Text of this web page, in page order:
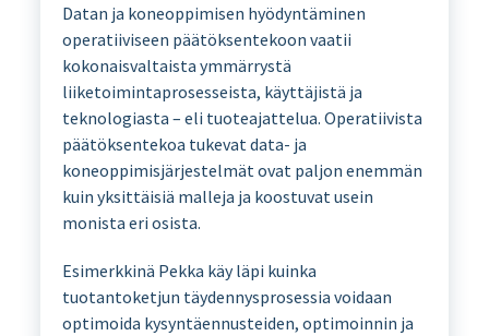
Datan ja koneoppimisen hyödyntäminen
operatiiviseen päätöksentekoon vaatii
kokonaisvaltaista ymmärrystä
liiketoimintaprosesseista, käyttäjistä ja
teknologiasta – eli tuoteajattelua. Operatiivista
päätöksentekoa tukevat data- ja
koneoppimisjärjestelmät ovat paljon enemmän
kuin yksittäisiä malleja ja koostuvat usein
monista eri osista.
Esimerkkinä Pekka käy läpi kuinka
tuotantoketjun täydennysprosessia voidaan
optimoida kysyntäennusteiden, optimoinnin ja